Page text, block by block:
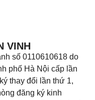
VINH
số 0110610618 do
phố Hà Nội cấp lần
thay đổi lần thứ 1,
đăng ký kinh